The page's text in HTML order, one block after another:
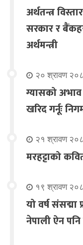
अर्थतन्त्र
सरकार र
अर्थमन्त्री
२० श्रावण
ग्यासको
खरिद गर्नूः
२१ श्रावण
मरहट्टाको
१९ श्रावण
यो वर्ष
नेपाली ऐन